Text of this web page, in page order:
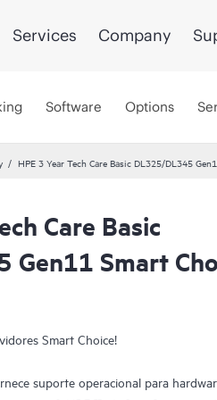
Services Company
Software Options
HPE 3 Year Tech Care Basic DL325/DL345
Care Basic
Gen11 Smart
Smart Choice!
suporte operacional para